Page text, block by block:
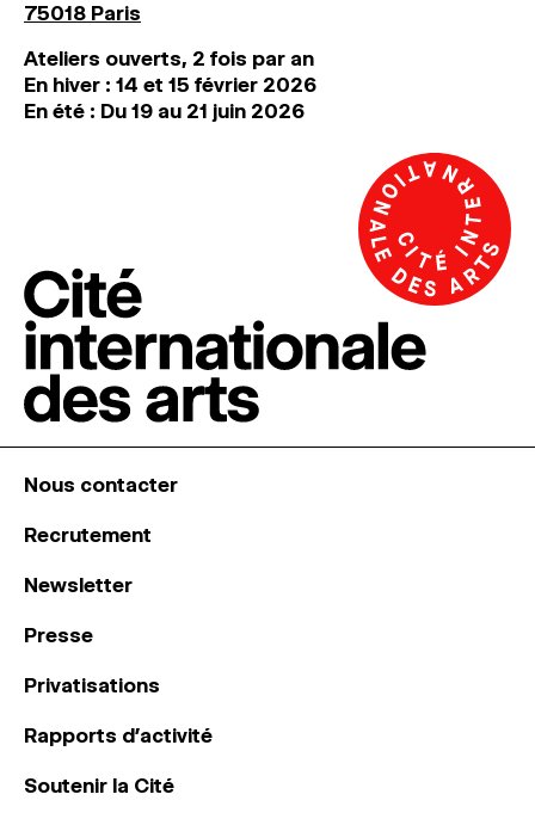
75018 Paris
Ateliers ouverts, 2 fois par an
En hiver : 14 et 15 février 2026
En été : Du 19 au 21 juin 2026
Nous contacter
Recrutement
Newsletter
Presse
Privatisations
Rapports d’activité
Soutenir la Cité